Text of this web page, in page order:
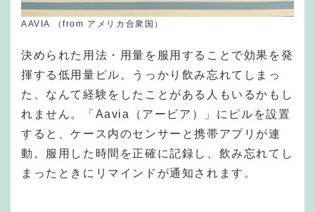
AAVIA （from アメリカ合衆国）
決められた用法・用量を服用することで効果を発
揮する低用量ピル。うっかり飲み忘れてしまっ
た、なんて経験をしたことがある人もいるかもし
れません。「Aavia（アービア）」にピルを設置
すると、ケース内のセンサーと携帯アプリが連
動。服用した時間を正確に記録し、飲み忘れてし
まったときにリマインドが通知されます。